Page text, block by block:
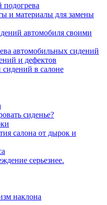
подогрева
и материалы для замены
автомобиля своими
автомобильных сидений
и дефектов
в салоне
сиденье?
салона от дырок и
серьезнее.
наклона